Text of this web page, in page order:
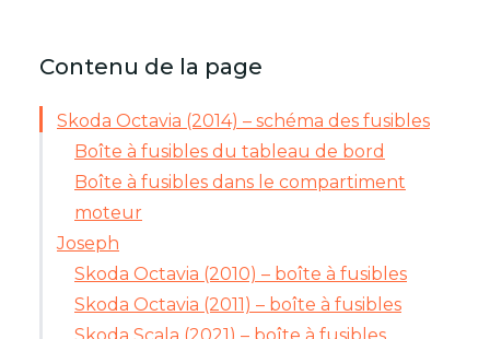
Contenu de la page
Skoda Octavia (2014) – schéma des fusibles
Boîte à fusibles du tableau de bord
Boîte à fusibles dans le compartiment
moteur
Joseph
Skoda Octavia (2010) – boîte à fusibles
Skoda Octavia (2011) – boîte à fusibles